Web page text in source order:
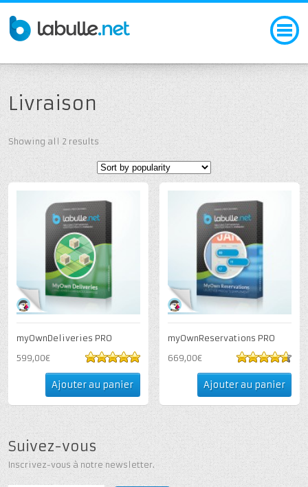
Livraison
Showing all 2 results
myOwnDeliveries PRO
599,00€
Ajouter au panier
myOwnReservations PRO
669,00€
Ajouter au panier
Suivez-vous
Inscrivez-vous à notre newsletter.